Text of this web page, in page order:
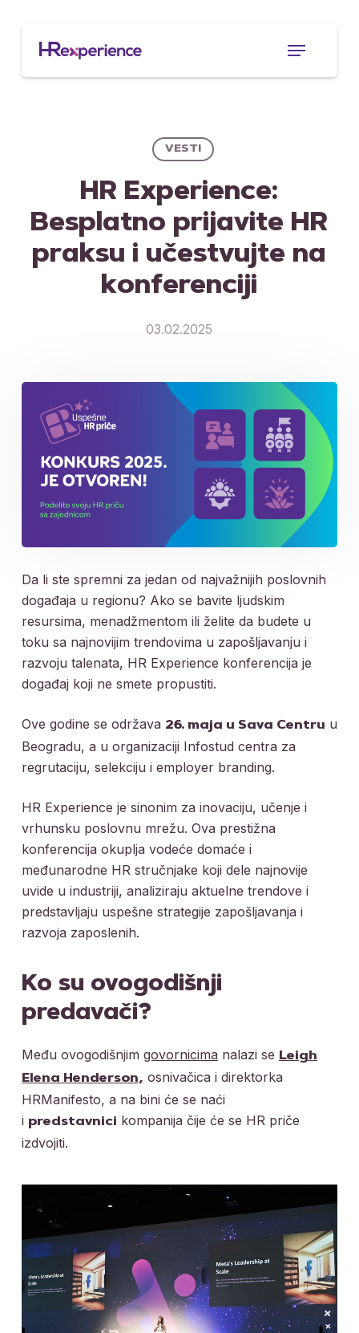
content
Menu
VESTI
HR Experience:
Besplatno prijavite HR
praksu i učestvujte na
konferenciji
03.02.2025
Da li ste spremni za jedan od najvažnijih poslovnih
događaja u regionu? Ako se bavite ljudskim
resursima, menadžmentom ili želite da budete u
toku sa najnovijim trendovima u zapošljavanju i
razvoju talenata, HR Experience konferencija je
događaj koji ne smete propustiti.
Ove godine se održava 26. maja u Sava Centru u
Beogradu, a u organizaciji Infostud centra za
regrutaciju, selekciju i employer branding.
HR Experience je sinonim za inovaciju, učenje i
vrhunsku poslovnu mrežu. Ova prestižna
konferencija okuplja vodeće domaće i
međunarodne HR stručnjake koji dele najnovije
uvide u industriji, analiziraju aktuelne trendove i
predstavljaju uspešne strategije zapošljavanja i
razvoja zaposlenih.
Ko su ovogodišnji
predavači?
Među ovogodišnjim govornicima nalazi se Leigh
Elena Henderson, osnivačica i direktorka
HRManifesto, a na bini će se naći
i predstavnici kompanija čije će se HR priče
izdvojiti.